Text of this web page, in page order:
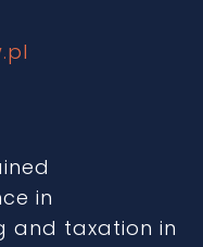
in
and taxation in